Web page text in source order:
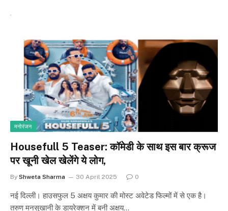
मनोरंजन
Housefull 5 Teaser: कॉमेडी के साथ इस बार क्रूज
पर खूनी खेल खेलेंगे ये लोग,
By Shweta Sharma 30 April 2025 0
नई दिल्ली। हाउसफुल 5 अक्षय कुमार की मोस्ट अवेटेड फिल्मों में से एक है।
तरुण मनसुखानी के डायरेक्शन में बनी अक्षय…